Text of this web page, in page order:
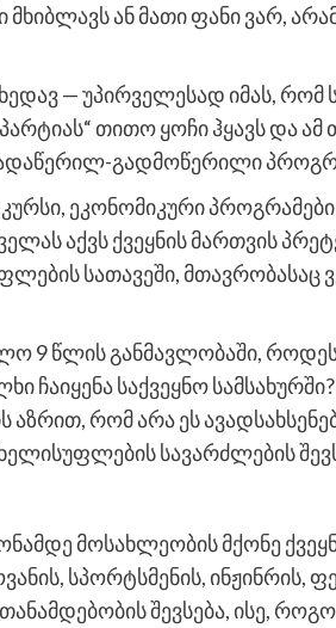
მხიბლავს ან მათი ფანი ვარ,
— უპირველესად იმას,
თითო ყოჩი ჰყავს და
გადმოწერილი
ეკონომიკური
აქვს ქვეყნის მართვის
სათავეში, მთავრობასაც
9 წლის განმავლობაში,
ჩაიყენა საქვეყნო
აზრით, რომ არა ეს
სავარძლების
მოსახლეობის მქონე
სპორტსმენის, ინჟინრის,
შევსება, ისე,